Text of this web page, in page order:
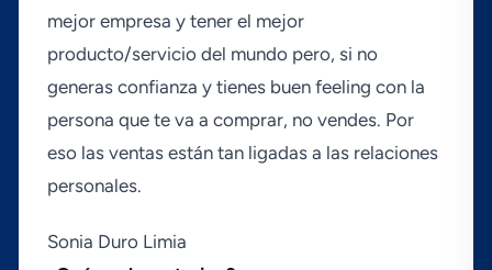
mejor empresa y tener el mejor
producto/servicio del mundo pero, si no
generas confianza y tienes buen feeling con la
persona que te va a comprar, no vendes. Por
eso las ventas están tan ligadas a las relaciones
personales.
Sonia Duro Limia